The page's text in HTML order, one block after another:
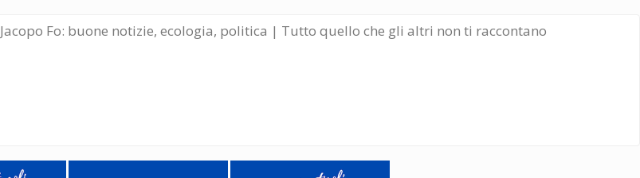
Jacopo Fo: buone notizie, ecologia, politica | Tutto quello che gli altri non ti raccontano